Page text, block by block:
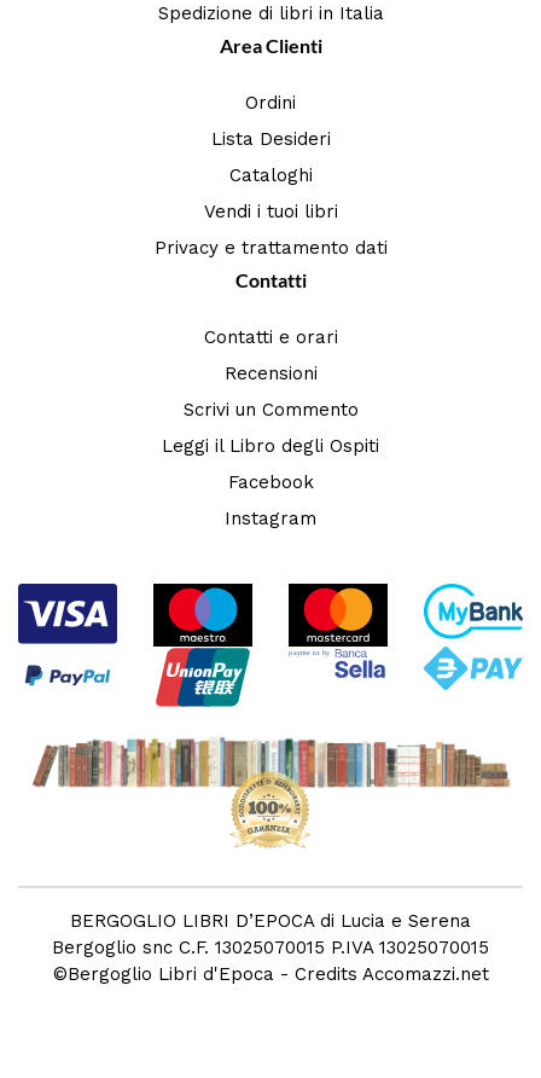
Spedizione di libri in Italia
Area Clienti
Ordini
Lista Desideri
Cataloghi
Vendi i tuoi libri
Privacy e trattamento dati
Contatti
Contatti e orari
Recensioni
Scrivi un Commento
Leggi il Libro degli Ospiti
Facebook
Instagram
BERGOGLIO LIBRI D’EPOCA di Lucia e Serena
Bergoglio snc C.F. 13025070015 P.IVA 13025070015
©Bergoglio Libri d'Epoca - Credits Accomazzi.net